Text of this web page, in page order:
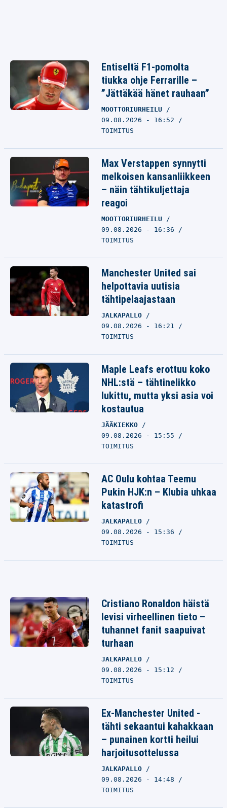
Entiseltä F1-pomolta
tiukka ohje Ferrarille –
”Jättäkää hänet rauhaan”
MOOTTORIURHEILU
09.08.2026 - 16:52
TOIMITUS
Max Verstappen synnytti
melkoisen kansanliikkeen
– näin tähtikuljettaja
reagoi
MOOTTORIURHEILU
09.08.2026 - 16:36
TOIMITUS
Manchester United sai
helpottavia uutisia
tähtipelaajastaan
JALKAPALLO
09.08.2026 - 16:21
TOIMITUS
Maple Leafs erottuu koko
NHL:stä – tähtinelikko
lukittu, mutta yksi asia voi
kostautua
JÄÄKIEKKO
09.08.2026 - 15:55
TOIMITUS
AC Oulu kohtaa Teemu
Pukin HJK:n – Klubia uhkaa
katastrofi
JALKAPALLO
09.08.2026 - 15:36
TOIMITUS
Cristiano Ronaldon häistä
levisi virheellinen tieto –
tuhannet fanit saapuivat
turhaan
JALKAPALLO
09.08.2026 - 15:12
TOIMITUS
Ex-Manchester United -
tähti sekaantui kahakkaan
– punainen kortti heilui
harjoitusottelussa
JALKAPALLO
09.08.2026 - 14:48
TOIMITUS